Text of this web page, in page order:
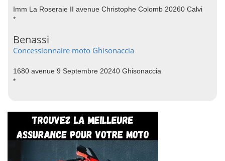
Imm La Roseraie II avenue Christophe Colomb 20260 Calvi
*
Benassi
Concessionnaire moto Ghisonaccia
1680 avenue 9 Septembre 20240 Ghisonaccia
*